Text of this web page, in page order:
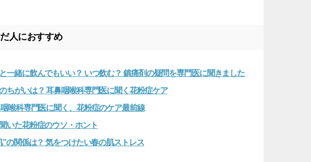
人におすすめ
一緒に飲んでもいい？ いつ飲む？ 鎮痛剤の疑問を専門医に聞きました
ちがいは？ 耳鼻咽喉科専門医に聞く花粉症ケア
喉科専門医に聞く、花粉症のケア最前線
いた花粉症のウソ・ホント
”の関係は？ 気をつけたい春の肌ストレス